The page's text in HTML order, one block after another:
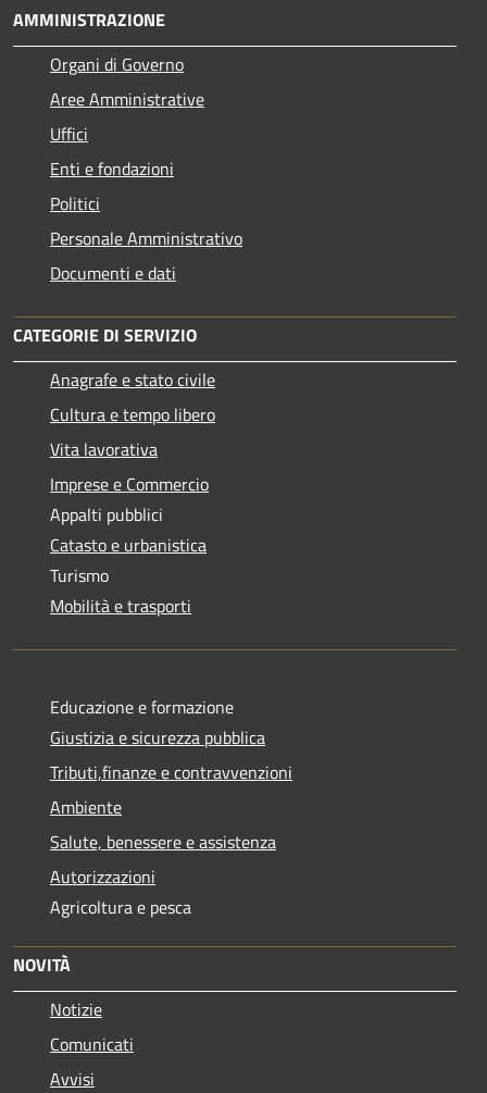
AMMINISTRAZIONE
Organi di Governo
Aree Amministrative
Uffici
Enti e fondazioni
Politici
Personale Amministrativo
Documenti e dati
CATEGORIE DI SERVIZIO
Anagrafe e stato civile
Cultura e tempo libero
Vita lavorativa
Imprese e Commercio
Appalti pubblici
Catasto e urbanistica
Turismo
Mobilità e trasporti
Educazione e formazione
Giustizia e sicurezza pubblica
Tributi,finanze e contravvenzioni
Ambiente
Salute, benessere e assistenza
Autorizzazioni
Agricoltura e pesca
NOVITÀ
Notizie
Comunicati
Avvisi